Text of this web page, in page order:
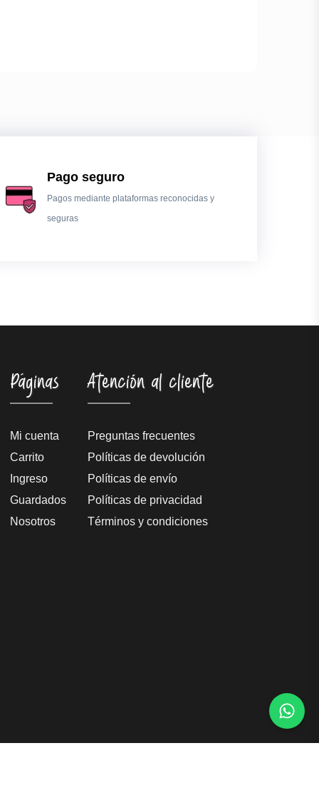
Pago seguro
Pagos mediante plataformas reconocidas y
seguras
Páginas
Mi cuenta
Carrito
Ingreso
Guardados
Nosotros
Atención al cliente
Preguntas frecuentes
Políticas de devolución
Políticas de envío
Políticas de privacidad
Términos y condiciones